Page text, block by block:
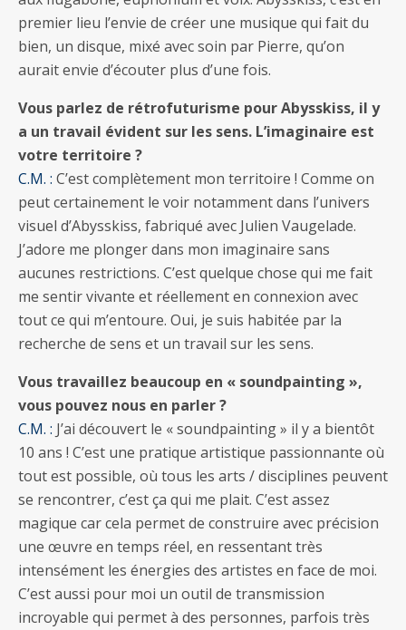
premier lieu l’envie de créer une musique qui fait du
bien, un disque, mixé avec soin par Pierre, qu’on
aurait envie d’écouter plus d’une fois.
Vous parlez de rétrofuturisme pour Abysskiss, il y
a un travail évident sur les sens. L’imaginaire est
votre territoire ?
C.M. : C’est complètement mon territoire ! Comme on
peut certainement le voir notamment dans l’univers
visuel d’Abysskiss, fabriqué avec Julien Vaugelade.
J’adore me plonger dans mon imaginaire sans
aucunes restrictions. C’est quelque chose qui me fait
me sentir vivante et réellement en connexion avec
tout ce qui m’entoure. Oui, je suis habitée par la
recherche de sens et un travail sur les sens.
Vous travaillez beaucoup en « soundpainting »,
vous pouvez nous en parler ?
C.M. : J’ai découvert le « soundpainting » il y a bientôt
10 ans ! C’est une pratique artistique passionnante où
tout est possible, où tous les arts / disciplines peuvent
se rencontrer, c’est ça qui me plait. C’est assez
magique car cela permet de construire avec précision
une œuvre en temps réel, en ressentant très
intensément les énergies des artistes en face de moi.
C’est aussi pour moi un outil de transmission
incroyable qui permet à des personnes, parfois très